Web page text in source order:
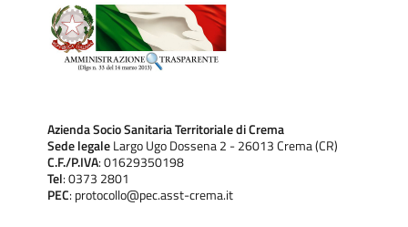
Azienda Socio Sanitaria Territoriale di Crema
Sede legaleLargo Ugo Dossena 2 - 26013 Crema (CR)
C.F./P.IVA: 01629350198
Tel: 0373 2801
PEC: protocollo@pec.asst-crema.it